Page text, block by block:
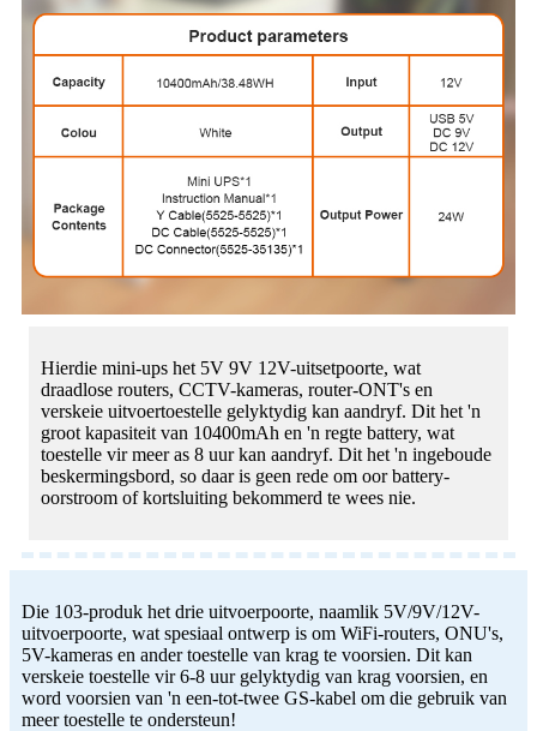
Hierdie mini-ups het 5V 9V 12V-uitsetpoorte, wat
draadlose routers, CCTV-kameras, router-ONT's en
verskeie uitvoertoestelle gelyktydig kan aandryf. Dit het 'n
groot kapasiteit van 10400mAh en 'n regte battery, wat
toestelle vir meer as 8 uur kan aandryf. Dit het 'n ingeboude
beskermingsbord, so daar is geen rede om oor battery-
oorstroom of kortsluiting bekommerd te wees nie.
Die 103-produk het drie uitvoerpoorte, naamlik 5V/9V/12V-
uitvoerpoorte, wat spesiaal ontwerp is om WiFi-routers, ONU's,
5V-kameras en ander toestelle van krag te voorsien. Dit kan
verskeie toestelle vir 6-8 uur gelyktydig van krag voorsien, en
word voorsien van 'n een-tot-twee GS-kabel om die gebruik van
meer toestelle te ondersteun!